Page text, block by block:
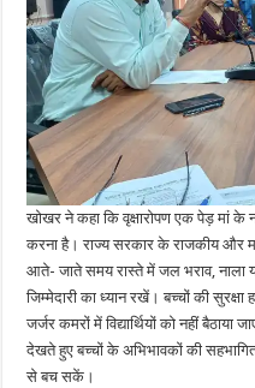
खोखर ने कहा कि वृक्षारोपण एक पेड़ मां
करना है। राज्य सरकार के राजकीय और
आते- जाते समय रास्ते में जल भराव, नाला या
जिम्मेदारी का ध्यान रखें। बच्चों की सुरक्षा
जर्जर कमरों में विद्यार्थियों को नहीं
देखते हुए बच्चों के अभिभावकों की
से बच सकें।